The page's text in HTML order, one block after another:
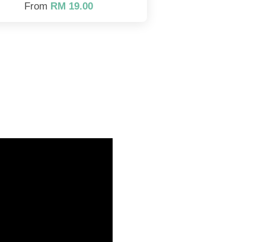
From RM 19.00